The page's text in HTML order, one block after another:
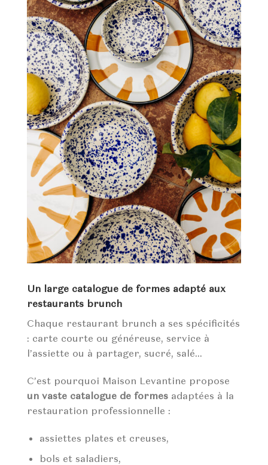
Un large catalogue de formes adapté aux
restaurants brunch
Chaque restaurant brunch a ses spécificités
: carte courte ou généreuse, service à
l’assiette ou à partager, sucré, salé…
C’est pourquoi Maison Levantine propose
un vaste catalogue de formes adaptées à la
restauration professionnelle :
assiettes plates et creuses,
bols et saladiers,